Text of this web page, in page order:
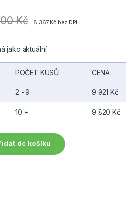
Kč 8 367 Kčbez DPH
jako aktuální.
POČET KUSŮ CENA
2 - 9 9 921Kč
10 + 9 820Kč
těsta – lila | Maxima 09360770
do košíku